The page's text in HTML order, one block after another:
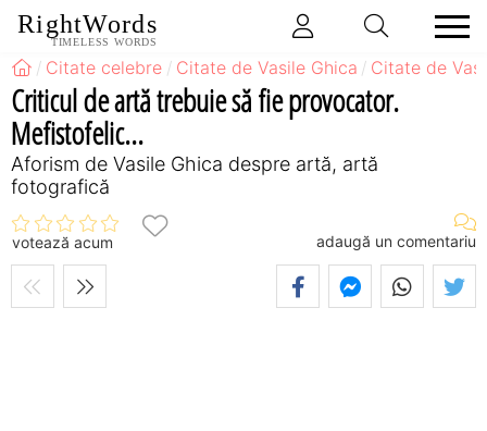
RightWords
TIMELESS WORDS
Citate celebre Citate de Vasile Ghica Citate de
Criticul de artă trebuie să fie provocator.
Mefistofelic...
Aforism de Vasile Ghica despre artă, artă
fotografică
votează acum adaugă un comentariu